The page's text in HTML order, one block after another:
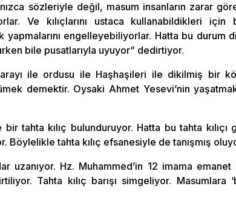
sözleriyle değil, masum insanların zarar
Ve kılıçlarını ustaca kullanabildikleri için
engelleyebiliyorlar. Hatta bu durum
bile pusatlarıyla uyuyor” dedirtiyor.
ile ordusu ile Haşhaşileri ile dikilmiş bir
demektir. Oysaki Ahmet Yesevi’nin
tahta kılıç bulunduruyor. Hatta bu tahta kılıçı
Böylelikle tahta kılıç efsanesiyle de tanışmış
uzanıyor. Hz. Muhammed’in 12 imama emanet
Tahta kılıç barışı simgeliyor. Masumlara